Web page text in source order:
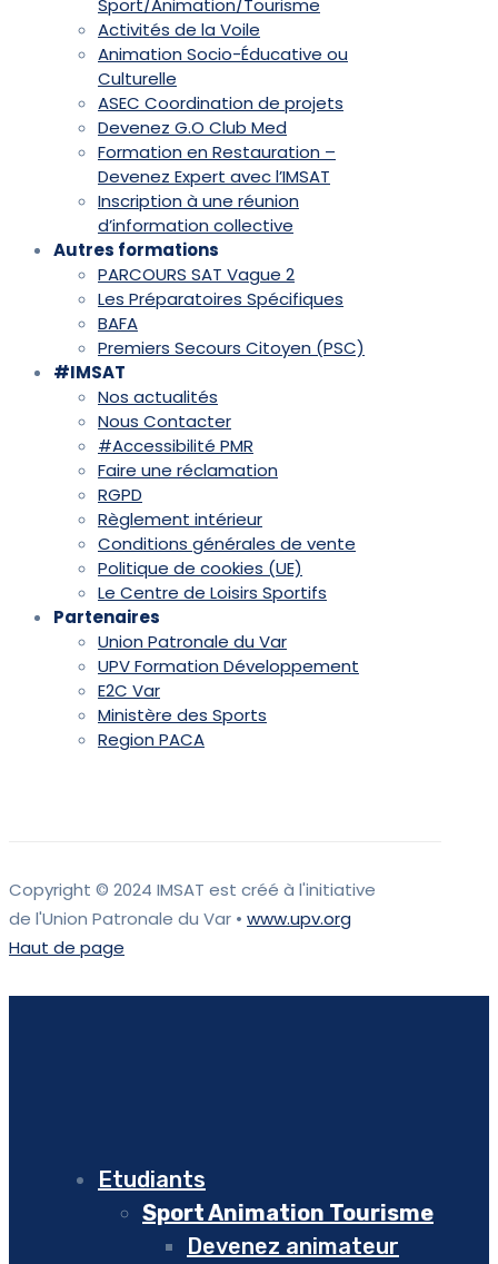
Sport/Animation/Tourisme
Activités de la Voile
Animation Socio-Éducative ou
Culturelle
ASEC Coordination de projets
Devenez G.O Club Med
Formation en Restauration –
Devenez Expert avec l’IMSAT
Inscription à une réunion
d’information collective
Autres formations
PARCOURS SAT Vague 2
Les Préparatoires Spécifiques
BAFA
Premiers Secours Citoyen (PSC)
#IMSAT
Nos actualités
Nous Contacter
#Accessibilité PMR
Faire une réclamation
RGPD
Règlement intérieur
Conditions générales de vente
Politique de cookies (UE)
Le Centre de Loisirs Sportifs
Partenaires
Union Patronale du Var
UPV Formation Développement
E2C Var
Ministère des Sports
Region PACA
Copyright © 2024 IMSAT est créé à l'initiative
de l'Union Patronale du Var • www.upv.org
Haut de page
Etudiants
Sport Animation Tourisme
Devenez animateur